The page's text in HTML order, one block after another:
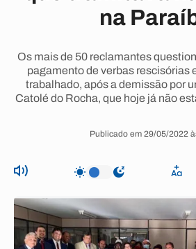
na
Os mais de 50 reclamantes
pagamento de verbas rescisórias
trabalhado, após a demissão por
Catolé do Rocha, que hoje já não
Publicado em 29/05/2022